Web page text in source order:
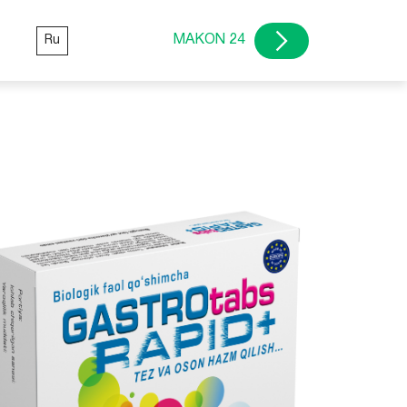
Ru MAKON 24